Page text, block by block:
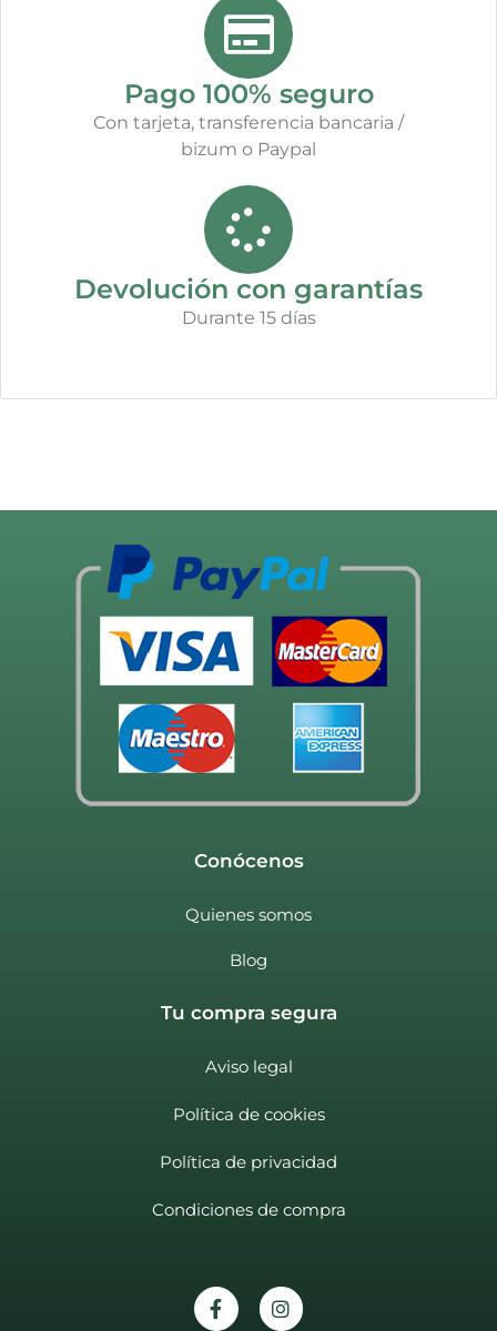
Pago 100% seguro
Con tarjeta, transferencia bancaria /
bizum o Paypal
Devolución con garantías
Durante 15 días
Conócenos
Quienes somos
Blog
Tu compra segura
Aviso legal
Política de cookies
Política de privacidad
Condiciones de compra